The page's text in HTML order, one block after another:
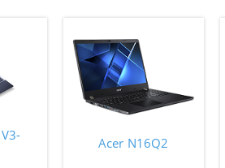
Acer N16Q2